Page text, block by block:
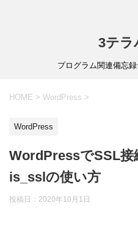
3テラ
プログラム関連備忘録
HOME > WordPress >
WordPress
WordPressでSSL接
is_sslの使い方
投稿日： 2020年10月1日